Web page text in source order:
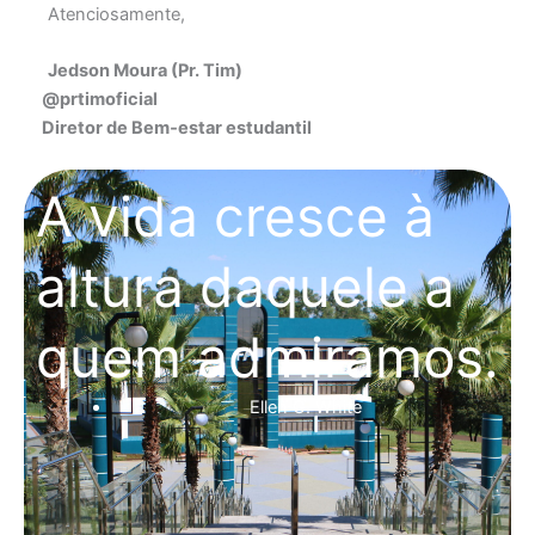
Atenciosamente,
Jedson Moura (Pr. Tim)
@prtimoficial
Diretor de Bem‑estar estudantil
A vida cresce à
altura daquele a
quem admiramos.
Ellen G. White